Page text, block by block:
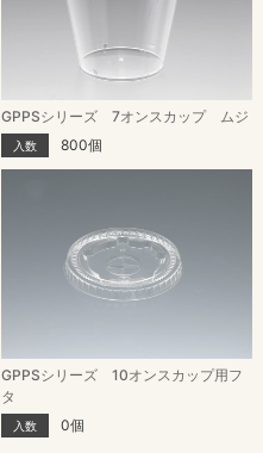
GPPSシリーズ 7オンスカップ ムジ
入数 800個
GPPSシリーズ 10オンスカップ用フ
タ
入数 0個